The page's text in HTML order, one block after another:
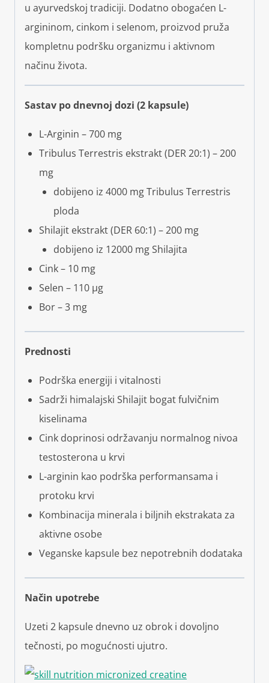
u ayurvedskoj tradiciji. Dodatno obogaćen L-
argininom, cinkom i selenom, proizvod pruža
kompletnu podršku organizmu i aktivnom
načinu života.
Sastav po dnevnoj dozi (2 kapsule)
L-Arginin – 700 mg
Tribulus Terrestris ekstrakt (DER 20:1) – 200
mg
dobijeno iz 4000 mg Tribulus Terrestris
ploda
Shilajit ekstrakt (DER 60:1) – 200 mg
dobijeno iz 12000 mg Shilajita
Cink – 10 mg
Selen – 110 μg
Bor – 3 mg
Prednosti
Podrška energiji i vitalnosti
Sadrži himalajski Shilajit bogat fulvičnim
kiselinama
Cink doprinosi održavanju normalnog nivoa
testosterona u krvi
L-arginin kao podrška performansama i
protoku krvi
Kombinacija minerala i biljnih ekstrakata za
aktivne osobe
Veganske kapsule bez nepotrebnih dodataka
Način upotrebe
Uzeti 2 kapsule dnevno uz obrok i dovoljno
tečnosti, po mogućnosti ujutro.